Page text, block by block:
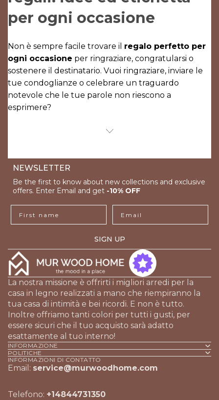
per ogni occasione
Non è sempre facile trovare il regalo perfetto per
ogni occasione per ringraziare, congratularsi o
sostenere il destinatario. Vuoi ringraziare, inviare le
tue condoglianze o celebrare un traguardo
notevole che le tue parole non riescono a
esprimere?
NEWSLETTER
Be the first to know about new collections and exclusive
offers. Enter Email and get -10% OFF
SIGN UP
La nostra missione è offrirti i migliori arredi per la
casa in legno realizzati a mano che riempiranno la
tua casa di intimità e bei ricordi. E non è tutto.
Inoltre offriamo tanti colori per tutti i gusti, per
essere sicuri che il tuo acquisto sarà adatto
esattamente al tuo interno!
INFORMAZIONE
POLITICHE
INFORMAZIONI DI CONTATTO
Email: service@murwoodhome.com
Telefono: +14844731350